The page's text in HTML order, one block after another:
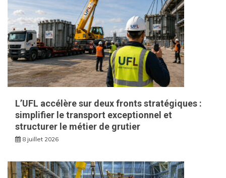
L’UFL accélère sur deux fronts stratégiques :
simplifier le transport exceptionnel et
structurer le métier de grutier
8 juillet 2026